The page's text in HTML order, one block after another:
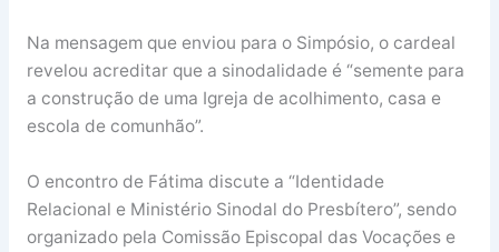
Na mensagem que enviou para o Simpósio, o cardeal
revelou acreditar que a sinodalidade é “semente para
a construção de uma Igreja de acolhimento, casa e
escola de comunhão”.
O encontro de Fátima discute a “Identidade
Relacional e Ministério Sinodal do Presbítero”, sendo
organizado pela Comissão Episcopal das Vocações e